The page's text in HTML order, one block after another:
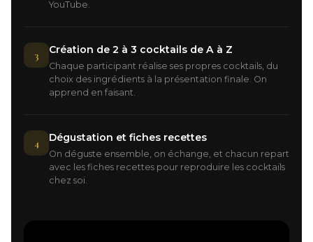
YouTube.
3 Création de 2 à 3 cocktails de A à Z
Chaque participant réalise ses propres cocktails, du
choix des ingrédients à la présentation finale. On
apprend en faisant.
4 Dégustation et fiches recettes
On déguste ensemble, on échange, et chacun repart
avec les fiches recettes pour reproduire les cocktails
chez soi.